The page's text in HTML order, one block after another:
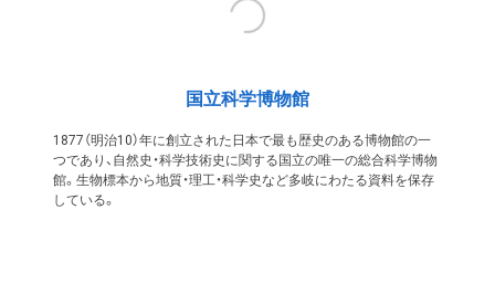
国立科学博物館
1877（明治10）年に創立された日本で最も歴史のある博物館の一
つであり、自然史・科学技術史に関する国立の唯一の総合科学博物
館。生物標本から地質・理工・科学史など多岐にわたる資料を保存
している。